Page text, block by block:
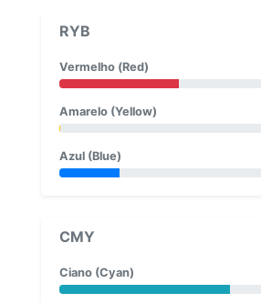
RYB
Vermelho (Red)
Amarelo (Yellow)
Azul (Blue)
CMY
Ciano (Cyan)